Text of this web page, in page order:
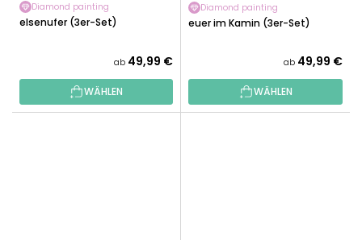
Diamond painting
Felsenufer (3er-Set)
ab 49,99 €
WÄHLEN
Diamond painting
Feuer im Kamin (3er-Set)
ab 49,99 €
WÄHLEN